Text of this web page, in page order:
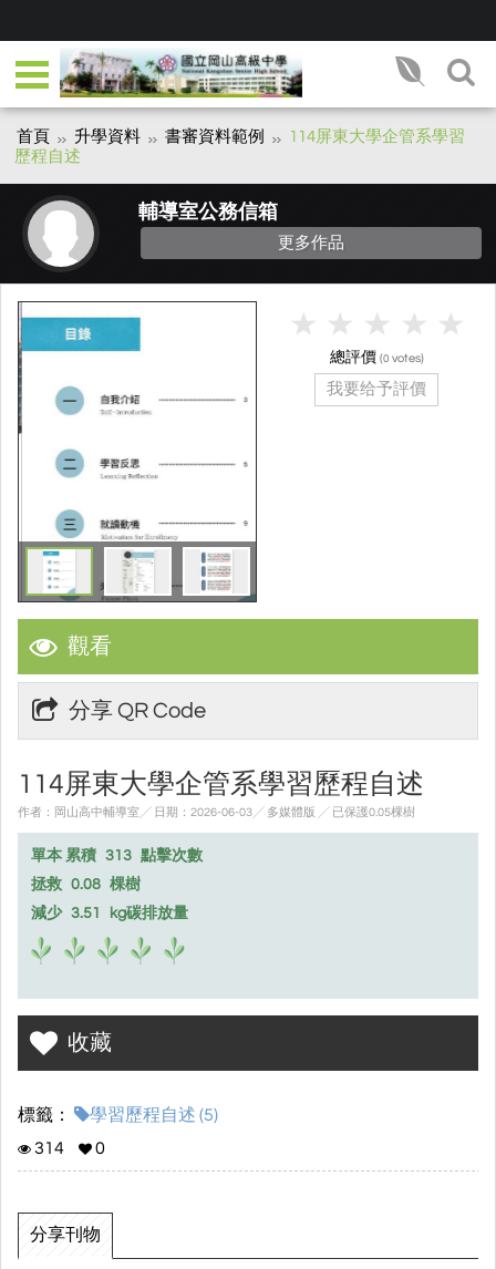
首頁 升學資料 書審資料範例
114屏東大學企管系學習
歷程自述
輔導室公務信箱
更多作品
觀看
分享 QR Code
114屏東大學企管系學習歷程自述
作者：岡山高中輔導室╱ 日期：2026-06-03╱ 多媒體版 ╱ 已保護0.05棵樹
單本 累積 313 點擊次數
拯救 0.08 棵樹
減少 3.51 kg碳排放量
收藏
標籤：
學習歷程自述 (5)
314
0
分享刊物
總評價 (0 votes)
我要给予評價